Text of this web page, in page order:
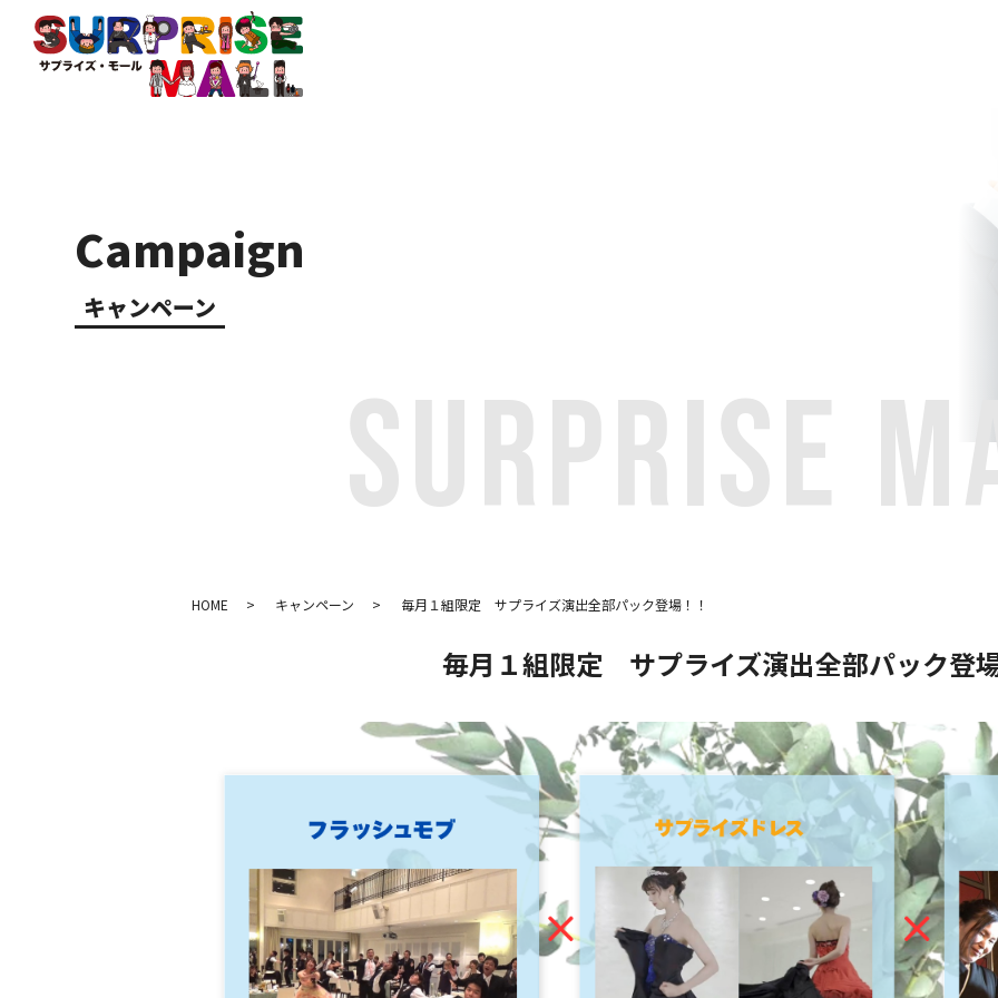
Campaign
キャンペーン
SURPRISE
HOME キャンペーン 毎月１組限定 サプライズ演出全部パック登場！！
毎月１組限定 サプライズ演出全部パック登